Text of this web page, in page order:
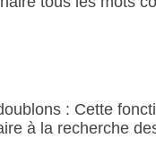
: Cette
à la recherche